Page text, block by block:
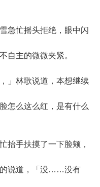
忙摇头拒绝，眼中闪
自主的微微夹紧。
林歌说道，本想继续
怎么这么红，是有什么
手扶摸了一下脸颊，
的说道，「没……没有